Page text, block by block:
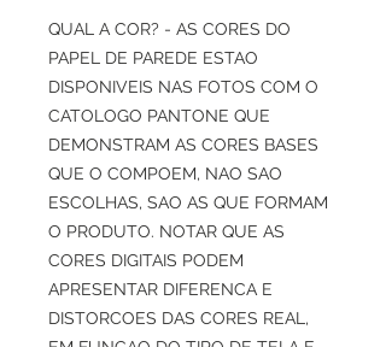
QUAL A COR? - AS CORES DO
PAPEL DE PAREDE ESTAO
DISPONIVEIS NAS FOTOS COM O
CATOLOGO PANTONE QUE
DEMONSTRAM AS CORES BASES
QUE O COMPOEM, NAO SAO
ESCOLHAS, SAO AS QUE FORMAM
O PRODUTO. NOTAR QUE AS
CORES DIGITAIS PODEM
APRESENTAR DIFERENCA E
DISTORCOES DAS CORES REAL,